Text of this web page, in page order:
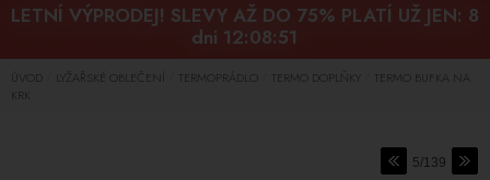
LETNÍ VÝPRODEJ! SLEVY AŽ DO 75% PLATÍ UŽ JEN: 8
dni 12:08:50
ÚVOD LYŽAŘSKÉ OBLEČENÍ TERMOPRÁDLO TERMO DOPLŇKY
TERMO BUFKA NA
KRK
5/139